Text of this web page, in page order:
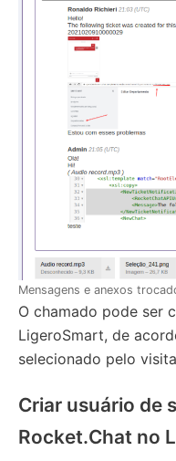
Mensagens e anexos
O chamado pode ser
LigeroSmart, de
selecionado pelo
Criar usuário de
Rocket.Chat no